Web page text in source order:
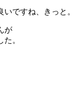
ですね、きっと。
が
。